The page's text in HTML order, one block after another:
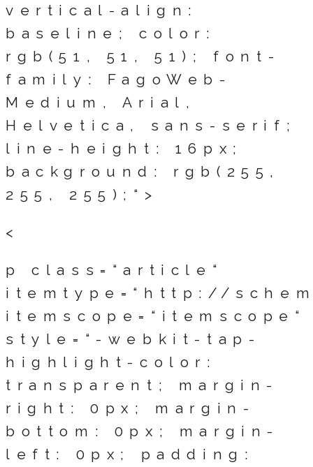
vertical-align:
baseline; color:
rgb(51, 51, 51); font-
family: FagoWeb-
Medium, Arial,
Helvetica, sans-serif;
line-height: 16px;
background: rgb(255,
255, 255);“>
<
p class=“article“
itemtype=“http://
itemscope=“itemscope“
style=“-webkit-tap-
highlight-color:
transparent; margin-
right: 0px; margin-
bottom: 0px; margin-
left: 0px; padding: